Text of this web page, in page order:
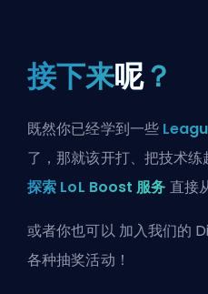
接下来呢？
既然你已经学到一些
了，那就该开打、把技术练
探索 LoL Boost 服务 直接
或者你也可以 加入我们的
各种抽奖活动！